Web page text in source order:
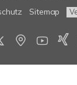
Sitemap